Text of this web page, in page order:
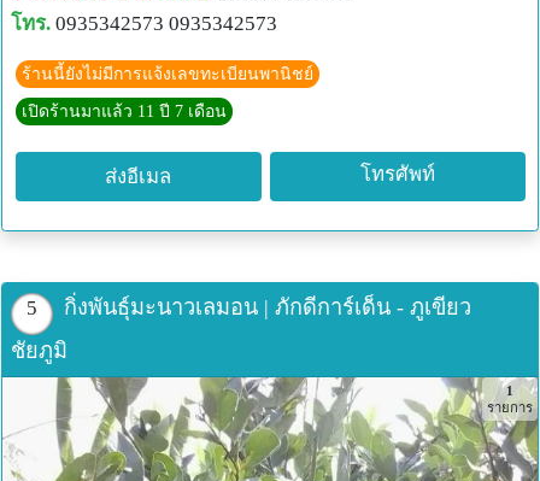
โทร. 0935342573 0935342573
ร้านนี้ยังไม่มีการแจ้งเลขทะเบียนพานิชย์
เปิดร้านมาแล้ว 11 ปี 7 เดือน
ส่งอีเมล โทรศัพท์
5
กิ่งพันธุ์มะนาวเลมอน | ภักดีการ์เด็น - ภูเขียว
ชัยภูมิ
1
รายการ